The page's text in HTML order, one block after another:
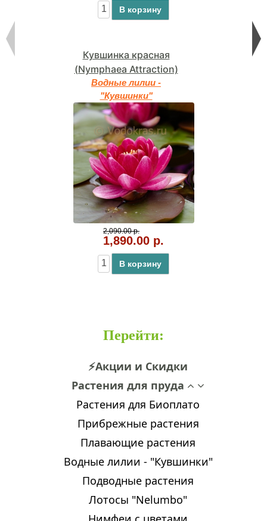
В корзину
Кувшинка красная
(Nymphaea Attraction)
Водные лилии -
"Кувшинки"
2,090.00 р.
1,890.00 р.
В корзину
Перейти:
⚡Акции и Скидки
Растения для пруда
Растения для Биоплато
Прибрежные растения
Плавающие растения
Водные лилии - "Кувшинки"
Подводные растения
Лотосы "Nelumbo"